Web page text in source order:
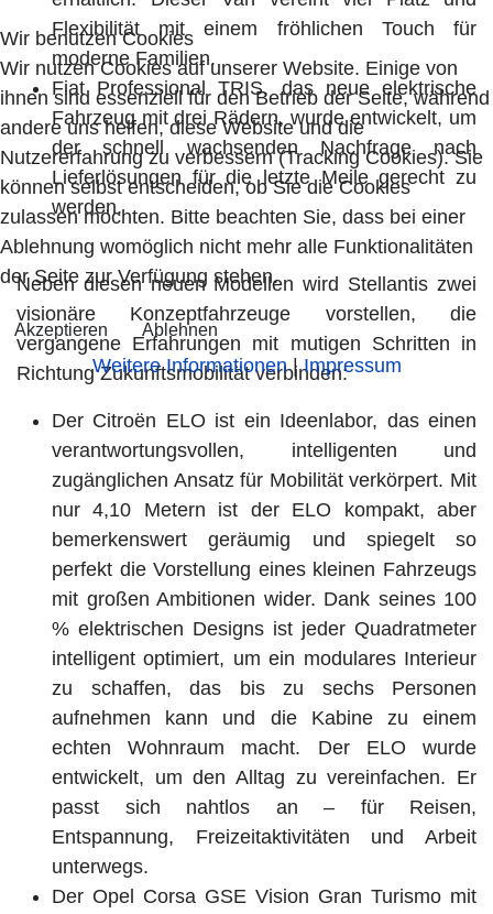
Flexibilität mit einem fröhlichen Touch für
moderne Familien.
Fiat Professional TRIS, das neue elektrische
Fahrzeug mit drei Rädern, wurde entwickelt, um
der schnell wachsenden Nachfrage nach
Lieferlösungen für die letzte Meile gerecht zu
werden.
Neben diesen neuen Modellen wird Stellantis zwei
visionäre Konzeptfahrzeuge vorstellen, die
vergangene Erfahrungen mit mutigen Schritten in
Richtung Zukunftsmobilität verbinden:
Der Citroën ELO ist ein Ideenlabor, das einen
verantwortungsvollen, intelligenten und
zugänglichen Ansatz für Mobilität verkörpert. Mit
nur 4,10 Metern ist der ELO kompakt, aber
bemerkenswert geräumig und spiegelt so
perfekt die Vorstellung eines kleinen Fahrzeugs
mit großen Ambitionen wider. Dank seines 100
% elektrischen Designs ist jeder Quadratmeter
intelligent optimiert, um ein modulares Interieur
zu schaffen, das bis zu sechs Personen
aufnehmen kann und die Kabine zu einem
echten Wohnraum macht. Der ELO wurde
entwickelt, um den Alltag zu vereinfachen. Er
passt sich nahtlos an – für Reisen,
Entspannung, Freizeitaktivitäten und Arbeit
unterwegs.
Der Opel Corsa GSE Vision Gran Turismo mit
Wir benutzen Cookies
Wir nutzen Cookies auf unserer Website. Einige von
ihnen sind essenziell für den Betrieb der Seite, während
andere uns helfen, diese Website und die
Nutzererfahrung zu verbessern (Tracking Cookies). Sie
können selbst entscheiden, ob Sie die Cookies
zulassen möchten. Bitte beachten Sie, dass bei einer
Ablehnung womöglich nicht mehr alle Funktionalitäten
der Seite zur Verfügung stehen.
Akzeptieren Ablehnen
Weitere Informationen|Impressum